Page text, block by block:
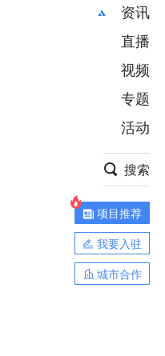
资讯
推荐
财经
项目推荐
安徽
直播
视频
专题
活动
搜索
项目推荐
我要入驻
城市合作